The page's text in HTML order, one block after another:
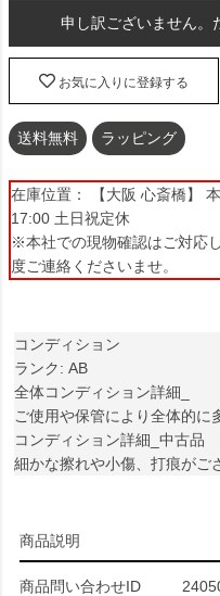
申し訳ございません。
お気に入りに登録する
送料無料 ラッピング
在庫位置： 【大阪 心斎橋】
17:00 土日祝定休
※本社での現物確認はご対応
度ご連絡くださいませ。
コンディション
ランク: AB
全体コンディション詳細_
ご使用や保管により全体的
コンディション詳細_中古品
細かな擦れや小傷、打痕がご
商品説明
商品問い合わせID